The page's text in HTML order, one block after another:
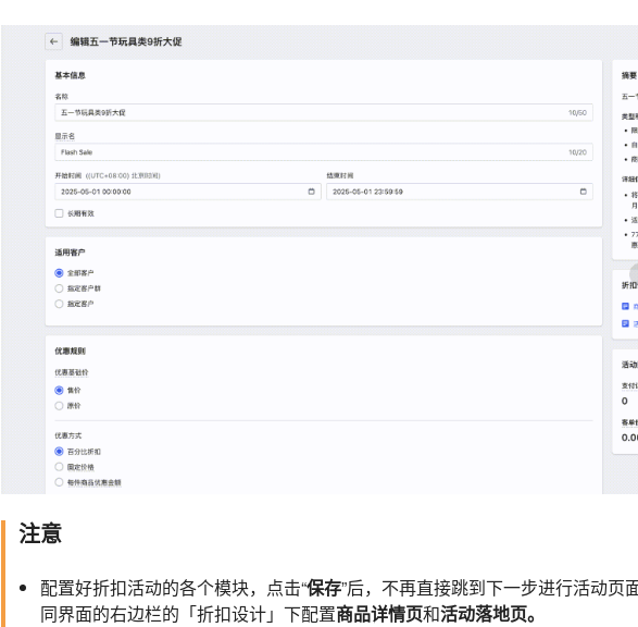
注意
配置好折扣活动的各个模块，点击“保存”后，不再直接跳到下一步进行活动页
同界面的右边栏的「折扣设计」下配置商品详情页和活动落地页。